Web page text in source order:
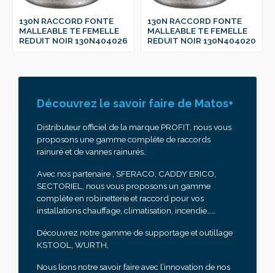
130N RACCORD FONTE
MALLEABLE TE FEMELLE
REDUIT NOIR 130N404026
130N RACCORD FONTE
MALLEABLE TE FEMELLE
REDUIT NOIR 130N404020
Découvrez le savoir faire de Matos+
Distributeur officiel de la marque PROFIT, nous vous
proposons une gamme complète de raccords
rainuré et de vannes rainurés.
Avec nos partenaire , SFERACO, CADDY ERICO,
SECTORIEL, nous vous proposons un gamme
complète en robinetterie et raccord pour vos
installations chauffage, climatisation, incendie……
Découvrez notre gamme de supportage et outillage
KSTOOL, WURTH,
Nous lions notre savoir faire avec l’innovation de nos